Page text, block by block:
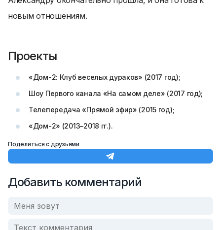
новым отношениям.
Проекты
«Дом-2: Клуб веселых дураков» (2017 год);
Шоу Первого канала «На самом деле» (2017 год);
Телепередача «Прямой эфир» (2015 год);
«Дом-2» (2013–2018 гг.).
Поделиться с друзьями
Добавить комментарий